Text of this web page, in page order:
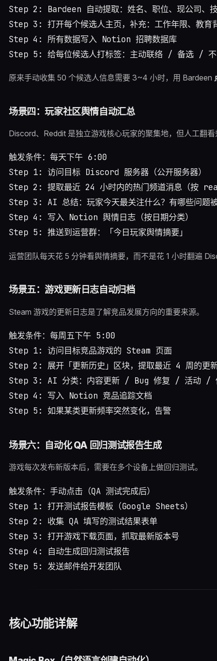
Step 2: Bardeen 自动提取：姓名、职位、现公司、
Step 3: 打开每个候选人主页，补充：工作年限、教育
Step 4: 所有数据写入 Notion 招聘数据库
原来手动收集 50 个候选人信息需要 3~4 小时，用 Bardeen
场景四：玩家社区舆情自动汇总
Discord、Reddit 是独立游戏核心玩家的聚集地，但人工翻
触发条件：每天下午 6:00
Step 1: 访问目标 Discord 服务器（公开服务器）
Step 2: 提取最近 24 小时内的热门频道消息（按
Step 3: AI 总结：玩家今天最关注什么？有哪些问题
Step 4: 写入 Notion 舆情日志（按日期分类）
运营团队每天花 5 分钟看舆情摘要，而不是花 1 小时翻遍
场景五：游戏更新日志自动归档
Steam 游戏的更新日志是了解竞品发展方向的重要来源。
触发条件：每周五下午 5:00
Step 1: 访问目标竞品游戏的 Steam 页面
Step 2: 展开「更新历史」区块，提取最近 4 周的更
Step 3: AI 分类：内容更新 / Bug 修复 / 活动 /
Step 4: 写入 Notion 竞品追踪文档
Step 5: 如果某类更新频率突然变化，告警
场景六：自动化 QA 回归测试报告生成
游戏每次发布新版本后，需要在多个设备上做回归测试。
触发条件：手动点击（QA 测试完成后）
Step 1: 打开测试报告模板（Google Sheets）
Step 2: 收集 QA 填写的测试结果表单
Step 3: 打开游戏下载页面，抓取最新版本号
Step 4: 自动生成回归测试报告
核心功能详解